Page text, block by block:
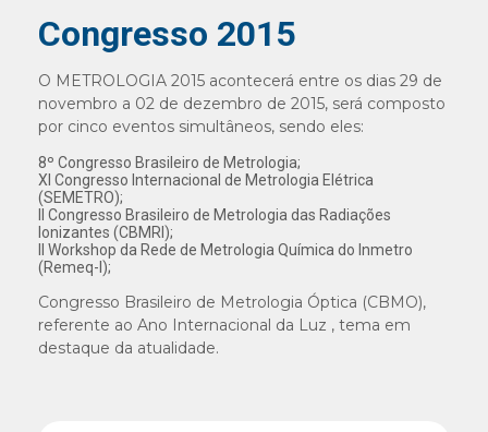
Congresso 2015
O METROLOGIA 2015 acontecerá entre os dias 29 de
novembro a 02 de dezembro de 2015, será composto
por cinco eventos simultâneos, sendo eles:
8º Congresso Brasileiro de Metrologia;
XI Congresso Internacional de Metrologia Elétrica
(SEMETRO);
II Congresso Brasileiro de Metrologia das Radiações
Ionizantes (CBMRI);
II Workshop da Rede de Metrologia Química do Inmetro
(Remeq-I);
Congresso Brasileiro de Metrologia Óptica (CBMO),
referente ao Ano Internacional da Luz , tema em
destaque da atualidade.